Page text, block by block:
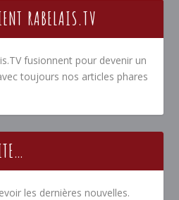
RABELAIS.TV
fusionnent pour devenir un
toujours nos articles phares
les dernières nouvelles.